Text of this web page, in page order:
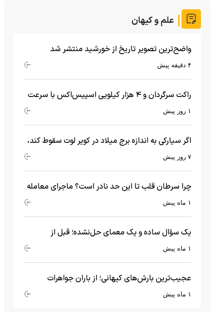
علم و کیهان
واضح‌ترین تصویر تاریخ از خورشید منتشر شد
۴ دقیقه پیش
راکت سرگردان و ۴ هزار کیلویی اسپیس‌اکس با سرعت
هشت هزار و ۶۹۰ کیلومتر در ساعت به ماه برخورد کرد۱ روز پیش
اگر سیارکی به اندازه برج میلاد در کویر لوت سقوط کند،
چه اتفاقی می‌افتد؟
۷ روز پیش
چرا سرطان قلب تا این حد نادر است؟ ماجرای معامله
عجیبی که در بدن اتفاق می‌افتد!۱ ماه پیش
یک سؤال ساده و یک معمای حل‌نشده؛ قبل از
بیگ‌بنگ و آغاز جهان چه چیزی وجود داشت؟۱ ماه پیش
عجیب‌ترین بارش‌های کیهانی؛ از باران جواهرات
گران‌قیمت تا بارش آهن و شیشه۱ ماه پیش